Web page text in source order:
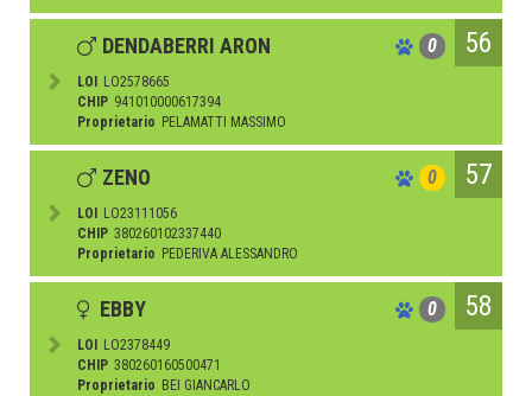
DENDABERRI ARON 0 56
LOI
LO2578665
CHIP 941010000617394
Proprietario PELAMATTI MASSIMO
ZENO 0 57
LOI
LO23111056
CHIP 380260102337440
Proprietario PEDERIVA ALESSANDRO
EBBY 0 58
LOI
LO2378449
CHIP 380260160500471
Proprietario BEI GIANCARLO